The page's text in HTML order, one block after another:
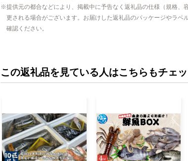
提供元の都合などにより、掲載中に予告なく返礼品の仕様（規格、
更される場合がございます。お届けした返礼品のパッケージやラベ
確認ください。
この返礼品を見ている人はこちらもチェ